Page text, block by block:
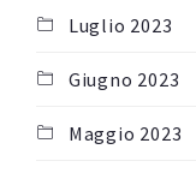
Luglio 2023
Giugno 2023
Maggio 2023